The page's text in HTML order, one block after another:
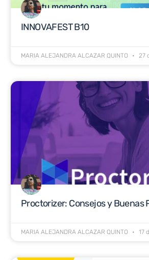
INNOVAFEST B10
MARIA ALEJANDRA ALCAZAR QUINTO 27
Proctorizer: Consejos y Buenas
MARIA ALEJANDRA ALCAZAR QUINTO 17